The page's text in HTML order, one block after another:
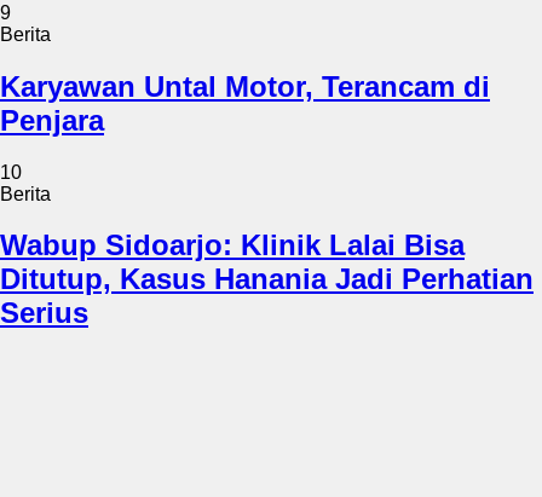
9
Berita
Karyawan Untal Motor, Terancam di
Penjara
10
Berita
Wabup Sidoarjo: Klinik Lalai Bisa
Ditutup, Kasus Hanania Jadi Perhatian
Serius